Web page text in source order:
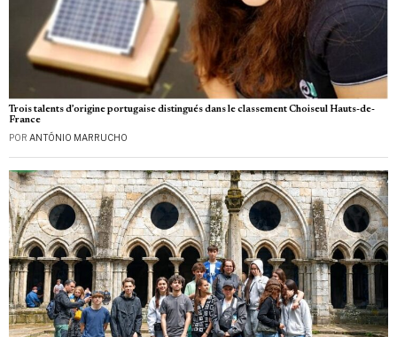
Trois talents d’origine portugaise distingués dans le classement Choiseul Hauts-de-
France
POR ANTÓNIO MARRUCHO